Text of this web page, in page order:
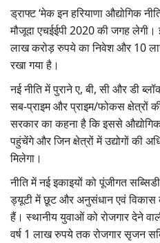
ड्राफ्ट ‘मेक इन हरियाणा औद्योगिक
मौजूदा एचईईपी2020की जगह लेगी।
लाख करोड़ रुपये का निवेश और 10
रखा गया है।
नई नीति में पुराने ए,बी,सी और डी
सब-प्राइम और प्राइम/फोकस क्षेत्रों
सरकार का कहना है कि इससे
पहुंचेंगे और जिन क्षेत्रों मेंउ‌द्योगोंकी
मिलेगा।
नीति में नई इकाइयों को पूंजीगत
ड्यूटी में छूट और अनुसंधान एवं विकास
हैं। स्थानीय युवाओं को रोजगार देने
वर्ष 1लाख रुपये तक रोजगार सृजन